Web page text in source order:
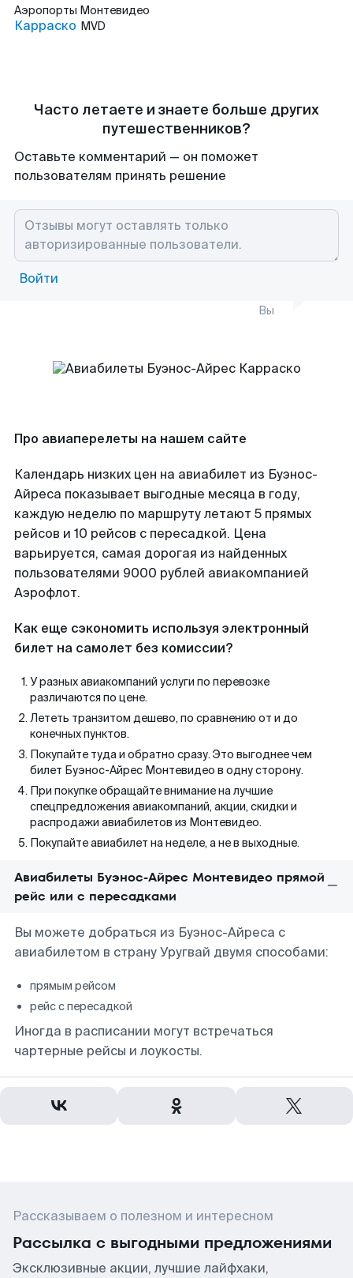
Аэропорты Монтевидео
Карраско MVD
Часто летаете и знаете больше других
путешественников?
Оставьте комментарий — он поможет
пользователям принять решение
Войти
Вы
Про авиаперелеты на нашем сайте
Календарь низких цен на авиабилет из Буэнос-
Айреса показывает выгодные месяца в году,
каждую неделю по маршруту летают 5 прямых
рейсов и 10 рейсов с пересадкой. Цена
варьируется, самая дорогая из найденных
пользователями 9000 рублей авиакомпанией
Аэрофлот.
Как еще сэкономить используя электронный
билет на самолет без комиссии?
У разных авиакомпаний услуги по перевозке
различаются по цене.
Лететь транзитом дешево, по сравнению от и до
конечных пунктов.
Покупайте туда и обратно сразу. Это выгоднее чем
билет Буэнос-Айрес Монтевидео в одну сторону.
При покупке обращайте внимание на лучшие
спецпредложения авиакомпаний, акции, скидки и
распродажи авиабилетов из Монтевидео.
Покупайте авиабилет на неделе, а не в выходные.
Авиабилеты Буэнос-Айрес Монтевидео прямой
рейс или с пересадками
Вы можете добраться из Буэнос-Айреса с
авиабилетом в страну Уругвай двумя способами:
прямым рейсом
рейс с пересадкой
Иногда в расписании могут встречаться
чартерные рейсы и лоукосты.
Рассказываем о полезном и интересном
Рассылка с выгодными предложениями
Эксклюзивные акции, лучшие лайфхаки,